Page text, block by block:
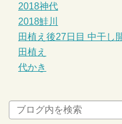
2018神代
2018鮭川
田植え後27日目 中干し
田植え
代かき